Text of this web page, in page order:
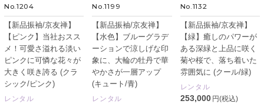
No.1204
【新品振袖/京友禅】
【ピンク】当社おスス
メ！可愛さ溢れる淡い
ピンクに可憐な花々が
大きく咲き誇る (クラ
シック/ピンク)
レンタル
No.1199
【新品振袖/京友禅】
【水色】ブルーグラデ
ーションで涼しげな印
象に、大輪の牡丹で華
やかさが一層アップ
(キュート/青)
レンタル
No.1132
【新品振袖/京友禅】
【緑】癒しのパワーが
ある深緑と上品に咲く
菊や桜で、落ち着いた
雰囲気に (クール/緑)
レンタル
253,000 円(税込)